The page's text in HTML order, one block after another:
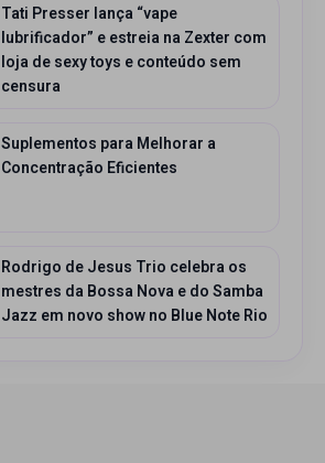
Tati Presser lança “vape
lubrificador” e estreia na Zexter com
loja de sexy toys e conteúdo sem
censura
Suplementos para Melhorar a
Concentração Eficientes
Rodrigo de Jesus Trio celebra os
mestres da Bossa Nova e do Samba
Jazz em novo show no Blue Note Rio